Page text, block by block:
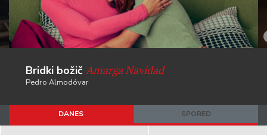
Bridki božič Amarga Navidad
Pedro Almodóvar
DANES SPORED